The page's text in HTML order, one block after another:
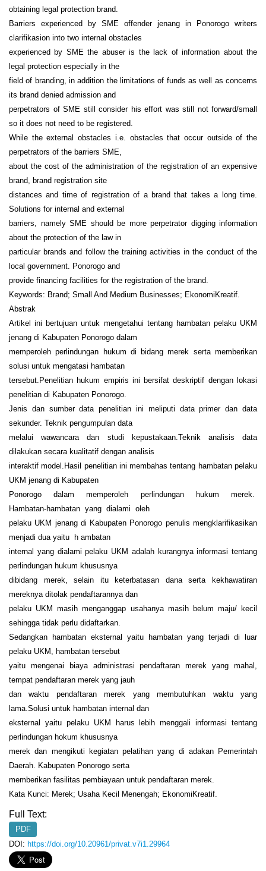
obtaining legal protection brand.
Barriers experienced by SME offender jenang in Ponorogo writers
clarifikasion into two internal obstacles
experienced by SME the abuser is the lack of information about the
legal protection especially in the
field of branding, in addition the limitations of funds as well as concerns
its brand denied admission and
perpetrators of SME still consider his effort was still not forward/small
so it does not need to be registered.
While the external obstacles i.e. obstacles that occur outside of the
perpetrators of the barriers SME,
about the cost of the administration of the registration of an expensive
brand, brand registration site
distances and time of registration of a brand that takes a long time.
Solutions for internal and external
barriers, namely SME should be more perpetrator digging information
about the protection of the law in
particular brands and follow the training activities in the conduct of the
local government. Ponorogo and
provide financing facilities for the registration of the brand.
Keywords: Brand; Small And Medium Businesses; EkonomiKreatif.
Abstrak
Artikel ini bertujuan untuk mengetahui tentang hambatan pelaku UKM
jenang di Kabupaten Ponorogo dalam
memperoleh perlindungan hukum di bidang merek serta memberikan
solusi untuk mengatasi hambatan
tersebut.Penelitian hukum empiris ini bersifat deskriptif dengan lokasi
penelitian di Kabupaten Ponorogo.
Jenis dan sumber data penelitian ini meliputi data primer dan data
sekunder. Teknik pengumpulan data
melalui wawancara dan studi kepustakaan.Teknik analisis data
dilakukan secara kualitatif dengan analisis
interaktif model.Hasil penelitian ini membahas tentang hambatan pelaku
UKM jenang di Kabupaten
Ponorogo dalam memperoleh perlindungan hukum merek.
Hambatan-hambatan yang dialami oleh
pelaku UKM jenang di Kabupaten Ponorogo penulis mengklarifikasikan
menjadi dua yaitu h ambatan
internal yang dialami pelaku UKM adalah kurangnya informasi tentang
perlindungan hukum khususnya
dibidang merek, selain itu keterbatasan dana serta kekhawatiran
mereknya ditolak pendaftarannya dan
pelaku UKM masih menganggap usahanya masih belum maju/ kecil
sehingga tidak perlu didaftarkan.
Sedangkan hambatan eksternal yaitu hambatan yang terjadi di luar
pelaku UKM, hambatan tersebut
yaitu mengenai biaya administrasi pendaftaran merek yang mahal,
tempat pendaftaran merek yang jauh
dan waktu pendaftaran merek yang membutuhkan waktu yang
lama.Solusi untuk hambatan internal dan
eksternal yaitu pelaku UKM harus lebih menggali informasi tentang
perlindungan hokum khususnya
merek dan mengikuti kegiatan pelatihan yang di adakan Pemerintah
Daerah. Kabupaten Ponorogo serta
memberikan fasilitas pembiayaan untuk pendaftaran merek.
Kata Kunci: Merek; Usaha Kecil Menengah; EkonomiKreatif.
Full Text:
PDF
DOI: https://doi.org/10.20961/privat.v7i1.29964